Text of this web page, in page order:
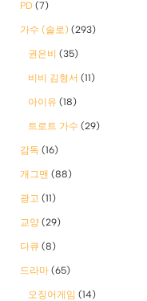
PD (7)
가수 (솔로) (293)
권은비 (35)
비비 김형서 (11)
아이유 (18)
트로트 가수 (29)
감독 (16)
개그맨 (88)
광고 (11)
교양 (29)
다큐 (8)
드라마 (65)
오징어게임 (14)